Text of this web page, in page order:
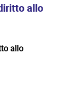
allo
allo